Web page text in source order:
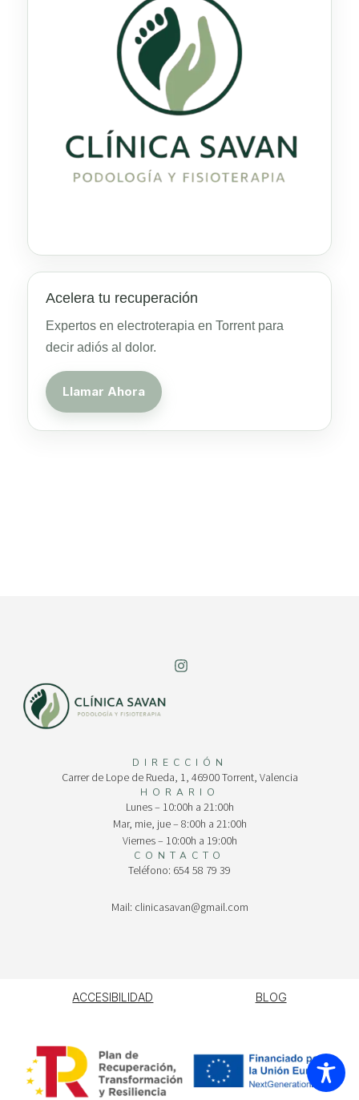
Acelera tu recuperación
Expertos en electroterapia en Torrent para
decir adiós al dolor.
Llamar Ahora
DIRECCIÓN
Carrer de Lope de Rueda, 1, 46900 Torrent, Valencia
HORARIO
Lunes – 10:00h a 21:00h
Mar, mie, jue – 8:00h a 21:00h
Viernes – 10:00h a 19:00h
CONTACTO
Teléfono: 654 58 79 39
Mail: clinicasavan@gmail.com
BLOG
ACCESIBILIDAD